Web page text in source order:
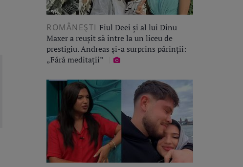
ROMÂNEŞTI Fiul Deei și al lui Dinu
Maxer a reușit să intre la un liceu de
prestigiu. Andreas și-a surprins părinții:
„Fără meditații”